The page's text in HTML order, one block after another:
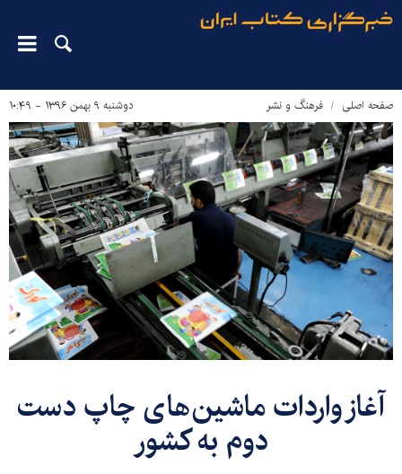
صفحه اصلی فرهنگ و نشر دوشنبه ۹ بهمن ۱۳۹۶ - ۱۰:۴۹
آغاز واردات ماشین‌‌های چاپ دست
دوم به کشور